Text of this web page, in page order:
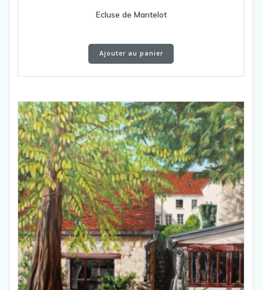
Ecluse de Mantelot
Ajouter au panier